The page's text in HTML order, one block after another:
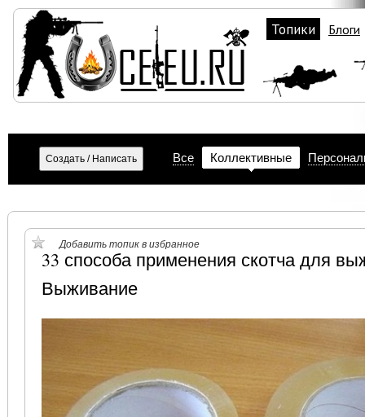
Топики Блоги
Все Коллективные
Добавить топик в избранное
33 способа применения скотча для
Выживание